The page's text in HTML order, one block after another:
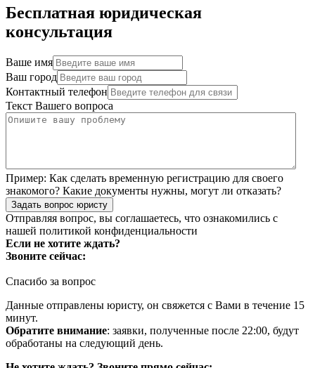
Бесплатная юридическая
консультация
Ваше имя
Ваш город
Контактный телефон
Текст Вашего вопроса
Пример: Как сделать временную регистрацию для своего
знакомого? Какие документы нужны, могут ли отказать?
Задать вопрос юристу
Отправляя вопрос, вы соглашаетесь, что ознакомились с
нашей политикой конфиденциальности
Если не хотите ждать?
Звоните сейчас:
Спасибо за вопрос
Данные отправлены юристу, он свяжется с Вами в течение 15
минут.
Обратите внимание: заявки, полученные после 22:00, будут
обработаны на следующий день.